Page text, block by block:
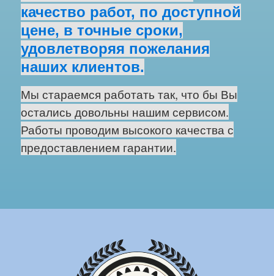
качество работ, по доступной
цене, в точные сроки,
удовлетворяя пожелания
наших клиентов.
Мы стараемся работать так, что бы Вы
остались довольны нашим сервисом.
Работы проводим высокого качества с
предоставлением гарантии.